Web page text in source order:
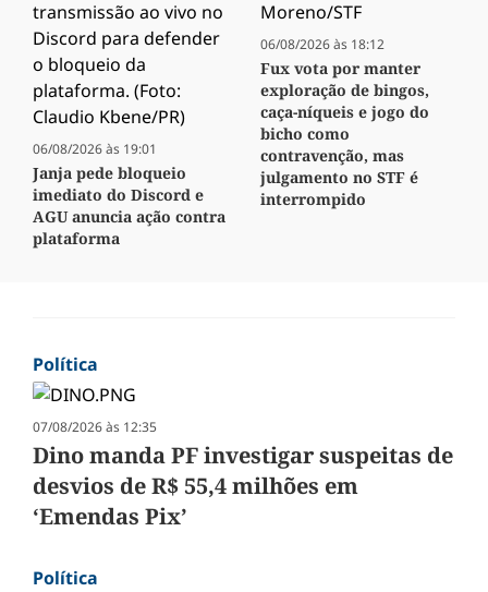
06/08/2026 às 19:01
Janja pede bloqueio
imediato do Discord e
AGU anuncia ação contra
plataforma
06/08/2026 às 18:12
Fux vota por manter
exploração de bingos,
caça-níqueis e jogo do
bicho como
contravenção, mas
julgamento no STF é
interrompido
Política
07/08/2026 às 12:35
Dino manda PF investigar suspeitas de
desvios de R$ 55,4 milhões em
‘Emendas Pix’
Política